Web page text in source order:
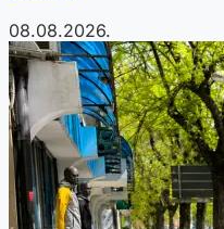
08.08.2026.